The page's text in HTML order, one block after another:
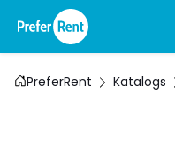
PreferRent Katalogs